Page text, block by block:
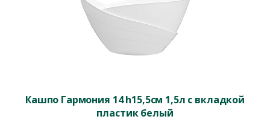
Кашпо Гармония 14 h15,5см 1,5л с вкладкой
пластик белый